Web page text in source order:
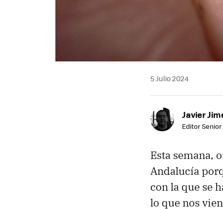
5 Julio 2024
Javier
Editor
Esta semana,
Andalucía
con la que se
lo que nos